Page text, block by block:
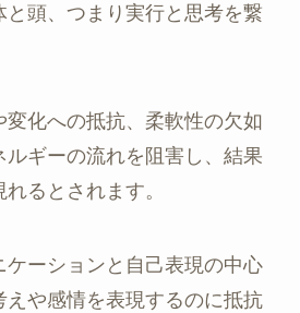
と頭、つまり実行と思考を繋
変化への抵抗、柔軟性の欠如
ルギーの流れを阻害し、結果
るとされます。
ケーションと自己表現の中心
えや感情を表現するのに抵抗